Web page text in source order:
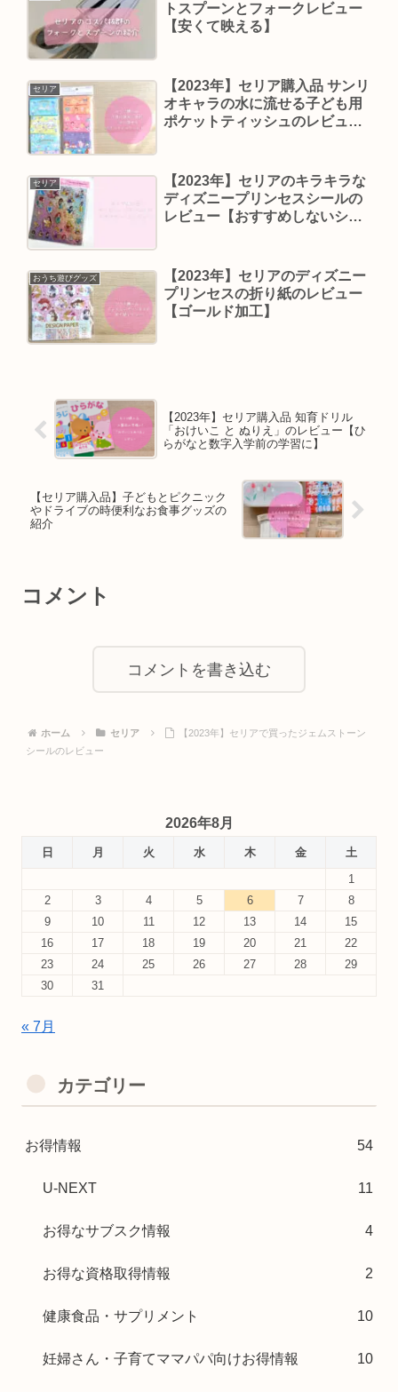
トスプーンとフォークレビュー
【安くて映える】
セリア
【2023年】セリア購入品 サンリ
オキャラの水に流せる子ども用
ポケットティッシュのレビュー
セリア
【2023年】セリアのキラキラな
ディズニープリンセスシールの
レビュー【おすすめしないシー
おうち遊びグッズ
【2023年】セリアのディズニー
プリンセスの折り紙のレビュー
【ゴールド加工】
【2023年】セリア購入品 知育ドリル
「おけいこ と ぬりえ」のレビュー【ひ
らがなと数字入学前の学習に】
【セリア購入品】子どもとピクニック
やドライブの時便利なお食事グッズの
紹介
コメント
コメントを書き込む
ホーム セリア
【2023年】セリアで買ったジェムストーン
シールのレビュー
2026年8月
日 月 火 水 木 金
土
1
2
3 4 5 6 7
8
9
10 11 12 13 14
15
16
17 18 19 20 21
22
23
24 25 26 27 28
29
30
31
« 7月
カテゴリー
お得情報 54
U-NEXT 11
お得なサブスク情報 4
お得な資格取得情報 2
健康食品・サプリメント 10
妊婦さん・子育てママパパ向けお得情報 10